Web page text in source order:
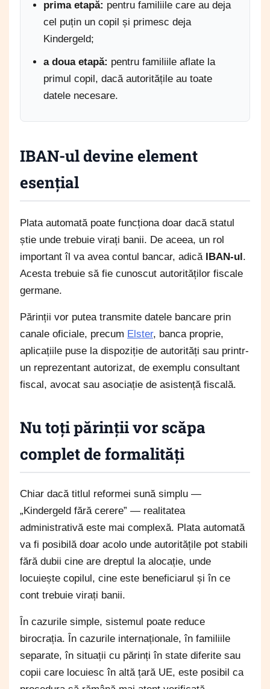
prima etapă: pentru familiile care au deja
cel puțin un copil și primesc deja
Kindergeld;
a doua etapă: pentru familiile aflate la
primul copil, dacă autoritățile au toate
datele necesare.
IBAN-ul devine element
esențial
Plata automată poate funcționa doar dacă statul
știe unde trebuie virați banii. De aceea, un rol
important îl va avea contul bancar, adică IBAN-ul.
Acesta trebuie să fie cunoscut autorităților fiscale
germane.
Părinții vor putea transmite datele bancare prin
canale oficiale, precum Elster, banca proprie,
aplicațiile puse la dispoziție de autorități sau printr-
un reprezentant autorizat, de exemplu consultant
fiscal, avocat sau asociație de asistență fiscală.
Nu toți părinții vor scăpa
complet de formalități
Chiar dacă titlul reformei sună simplu —
„Kindergeld fără cerere” — realitatea
administrativă este mai complexă. Plata automată
va fi posibilă doar acolo unde autoritățile pot stabili
fără dubii cine are dreptul la alocație, unde
locuiește copilul, cine este beneficiarul și în ce
cont trebuie virați banii.
În cazurile simple, sistemul poate reduce
birocrația. În cazurile internaționale, în familiile
separate, în situații cu părinți în state diferite sau
copii care locuiesc în altă țară UE, este posibil ca